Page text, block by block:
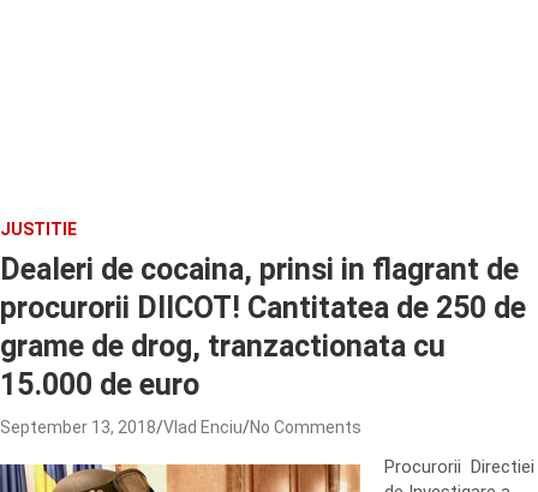
JUSTITIE
Dealeri de cocaina, prinsi in flagrant de
procurorii DIICOT! Cantitatea de 250 de
grame de drog, tranzactionata cu
15.000 de euro
September 13, 2018 Vlad Enciu No Comments
Procurorii Directiei